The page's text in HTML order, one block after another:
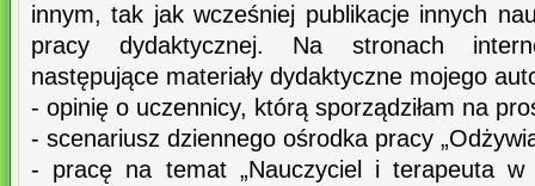
innym, tak jak wcześniej publikacje innych
pracy dydaktycznej. Na stronach
następujące materiały dydaktyczne mojego
- opinię o uczennicy, którą sporządziłam na
- scenariusz dziennego ośrodka pracy
- pracę na temat „Nauczyciel i terapeuta w